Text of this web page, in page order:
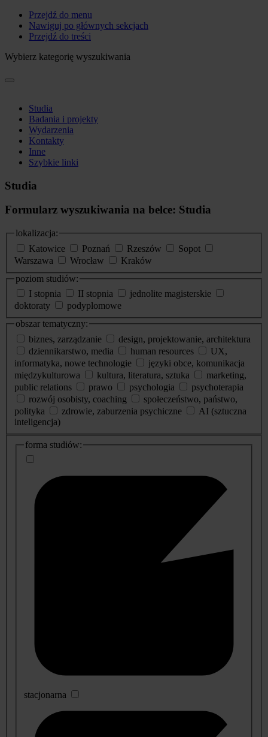
Przejdź do menu
Nawiguj po głównych sekcjach
Przejdź do treści
Wybierz kategorię wyszukiwania
Studia
Badania i projekty
Wydarzenia
Kontakty
Inne
Szybkie linki
Studia
Formularz wyszukiwania na belce: Studia
lokalizacja:
Katowice
Poznań Rzeszów
Sopot
Warszawa
Wrocław
Kraków
poziom studiów:
I stopnia
II stopnia
jednolite magisterskie
doktoraty
podyplomowe
obszar tematyczny:
biznes, zarządzanie
design, projektowanie, architektura
dziennikarstwo, media
human resources
UX,
informatyka, nowe technologie
języki obce, komunikacja
międzykulturowa
kultura, literatura, sztuka
marketing,
public relations
prawo psychologia
psychoterapia
rozwój osobisty, coaching
społeczeństwo, państwo,
polityka
zdrowie, zaburzenia psychiczne
AI (sztuczna
inteligencja)
dodatkowe
informacje
forma studiów:
stacjonarna